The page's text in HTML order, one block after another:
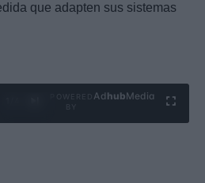
que adapten sus sistemas
Ad hubMedia